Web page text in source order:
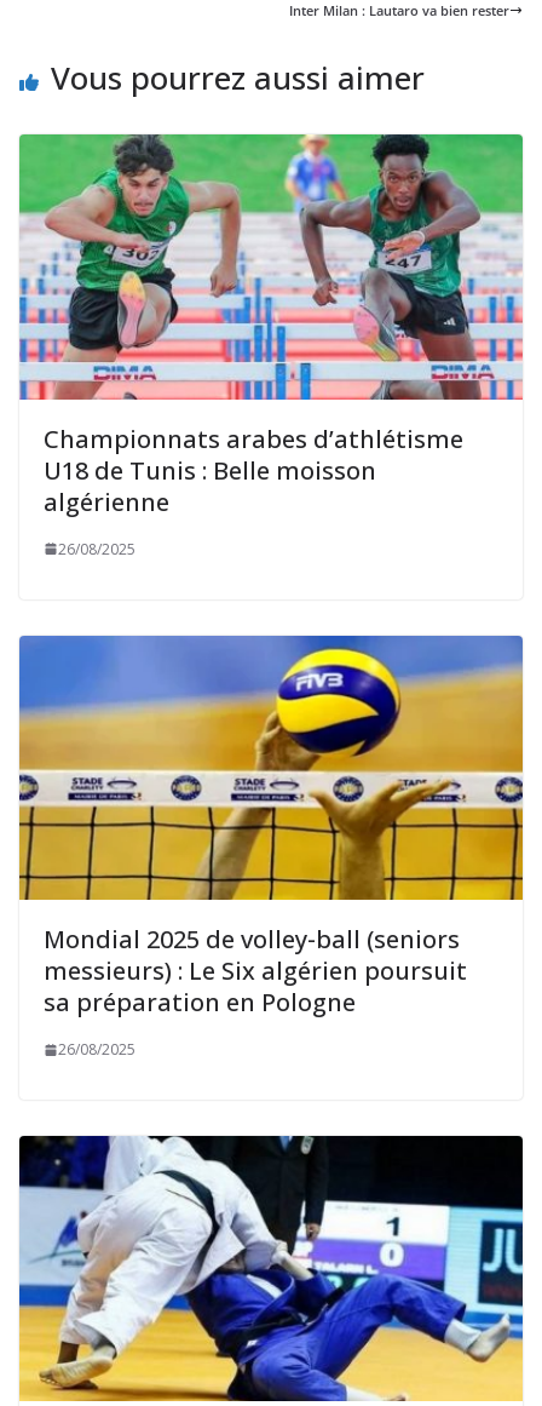
Inter Milan : Lautaro va bien rester
Vous pourrez aussi aimer
Championnats arabes d’athlétisme
U18 de Tunis : Belle moisson
algérienne
26/08/2025
Mondial 2025 de volley-ball (seniors
messieurs) : Le Six algérien poursuit
sa préparation en Pologne
26/08/2025